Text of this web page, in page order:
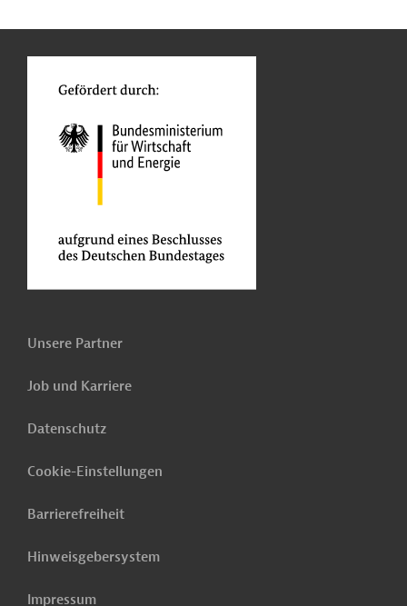
Unsere Partner
Job und Karriere
Datenschutz
Cookie-Einstellungen
Barrierefreiheit
Hinweisgebersystem
Impressum